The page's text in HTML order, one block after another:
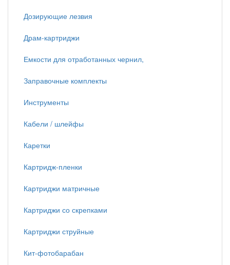
Дозирующие лезвия
Драм-картриджи
Емкости для отработанных чернил,
Заправочные комплекты
Инструменты
Кабели / шлейфы
Каретки
Картридж-пленки
Картриджи матричные
Картриджи со скрепками
Картриджи струйные
Кит-фотобарабан